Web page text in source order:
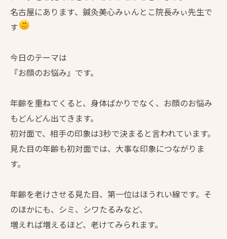
名古屋にあります、鍼灸美心みぃんとこ院長みぃ先生で
す
今日のテーマは
『お顔のお悩み』です。
年齢を重ねてくると、身体ばかりでなく、お顔のお悩み
もどんどん出てきます。
初対面で、相手の印象は3秒で決まると言われています。
見た目の年齢も初対面では、大事な印象につながりま
す。
年齢を老けさせる見た目、第一位はほうれい線です。そ
のほかにも、シミ、シワたるみなど、
増えれば増えるほど、老けてみられます。